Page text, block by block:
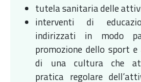
tutela sanitaria delle
interventi di
indirizzati in modo
promozione dello sport
di una cultura che
pratica regolare